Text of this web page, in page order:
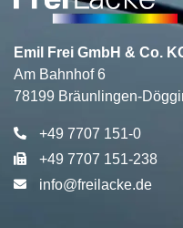
Emil Frei GmbH & Co.
Am Bahnhof 6
78199 Bräunlingen-
+49 7707 151-0
+49 7707 151-238
info@freilacke.de